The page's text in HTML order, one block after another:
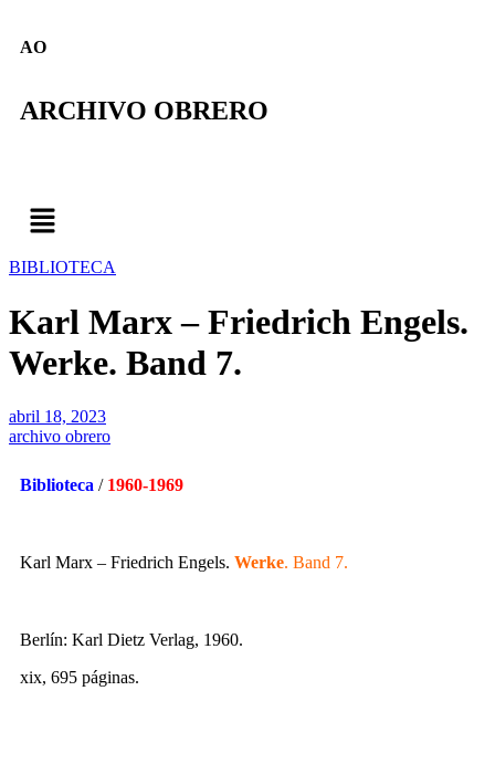
AO
ARCHIVO OBRERO
BIBLIOTECA
Karl Marx – Friedrich Engels.
Werke. Band 7.
abril 18, 2023
archivo obrero
Biblioteca / 1960-1969
Karl Marx – Friedrich Engels. Werke. Band 7.
Berlín: Karl Dietz Verlag, 1960.
xix, 695 páginas.